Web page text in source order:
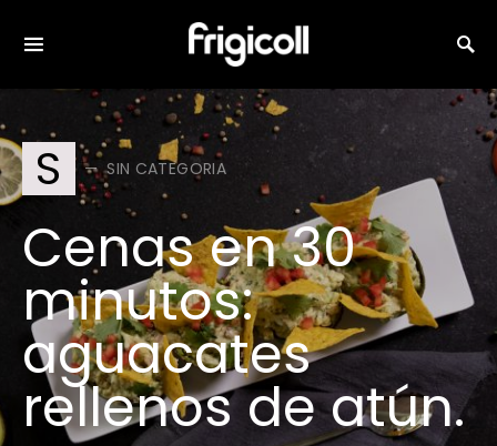
S SIN CATEGORIA
Cenas en 30
minutos:
aguacates
rellenos de atún.